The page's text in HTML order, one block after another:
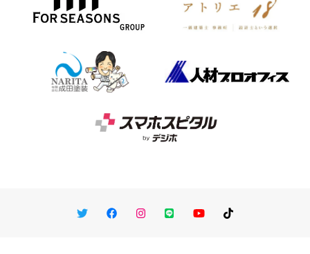
TwitterFacebookInstagram
LINE You TubeTikTok